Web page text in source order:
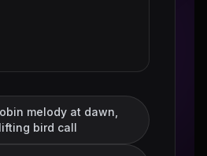
melody at dawn,
bird call